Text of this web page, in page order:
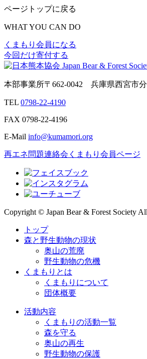
ページトップに戻る
WHAT YOU CAN DO
くまもり会員になる
今回だけ寄付する
本部事業所〒662-0042 兵庫県西宮市
TEL 0798-22-4190
FAX 0798-22-4196
E-Mail info@kumamori.org
再エネ問題連絡会 くまもり会員ページ
Copyright © Japan Bear & Forest Society
トップ
森と野生動物の現状
奥山の荒廃
野生動物の危機
くまもりとは
くまもりについて
団体概要
活動内容
くまもりの活動一覧
森を守る
奥山の再生
野生動物の保護